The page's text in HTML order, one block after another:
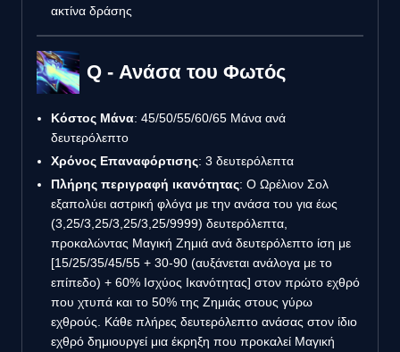
ακτίνα δράσης
Q - Ανάσα του Φωτός
Κόστος Μάνα: 45/50/55/60/65 Μάνα ανά
δευτερόλεπτο
Χρόνος Επαναφόρτισης: 3 δευτερόλεπτα
Πλήρης περιγραφή ικανότητας: Ο Ωρέλιον Σολ
εξαπολύει αστρική φλόγα με την ανάσα του για έως
(3,25/3,25/3,25/3,25/9999) δευτερόλεπτα,
προκαλώντας Μαγική Ζημιά ανά δευτερόλεπτο ίση με
[15/25/35/45/55 + 30-90 (αυξάνεται ανάλογα με το
επίπεδο) + 60% Ισχύος Ικανότητας] στον πρώτο εχθρό
που χτυπά και το 50% της Ζημιάς στους γύρω
εχθρούς. Κάθε πλήρες δευτερόλεπτο ανάσας στον ίδιο
εχθρό δημιουργεί μια έκρηξη που προκαλεί Μαγική